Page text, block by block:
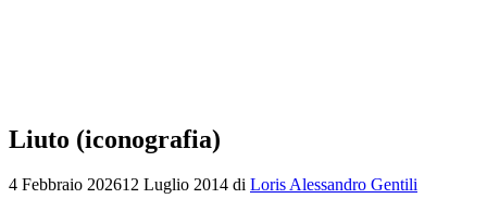
Liuto (iconografia)
4 Febbraio 202612 Luglio 2014 di Loris Alessandro Gentili